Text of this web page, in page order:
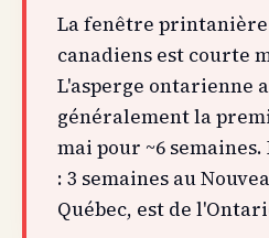
La fenêtre
canadiens est courte
L'asperge ontarienne
généralement la
mai pour ~6
: 3 semaines au
Québec, est de